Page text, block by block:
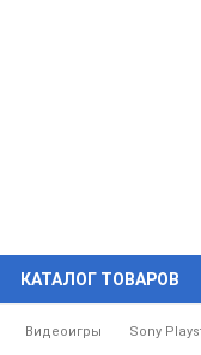
КАТАЛОГ ТОВАРОВ
Видеоигры Sony